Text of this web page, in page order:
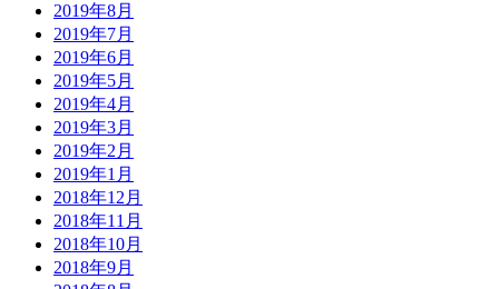
2019年8月
2019年7月
2019年6月
2019年5月
2019年4月
2019年3月
2019年2月
2019年1月
2018年12月
2018年11月
2018年10月
2018年9月